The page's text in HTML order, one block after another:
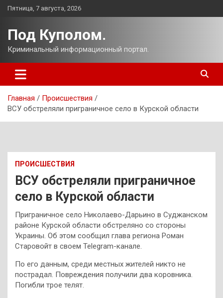
Перейти
Пятница, 7 августа, 2026
Под Куполом.
Криминальный информационный портал.
Главная
Происшествия
ВСУ обстреляли приграничное село в Курской области
ПРОИСШЕСТВИЯ
ВСУ обстреляли приграничное
село в Курской области
Приграничное село Николаево-Дарьино в Суджанском
районе Курской области обстреляно со стороны
Украины. Об этом сообщил глава региона Роман
Старовойт в своем Telegram-канале.
По его данным, среди местных жителей никто не
пострадал. Повреждения получили два коровника.
Погибли трое телят.